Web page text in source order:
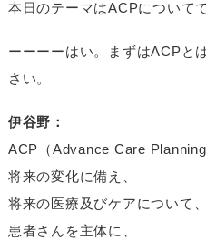
本日のテーマはACPについて
ーーーーはい。まずはACPと
さい。
伊谷野：
ACP（Advance Care Planning
将来の変化に備え、
将来の医療及びケアについて、
患者さんを主体に、